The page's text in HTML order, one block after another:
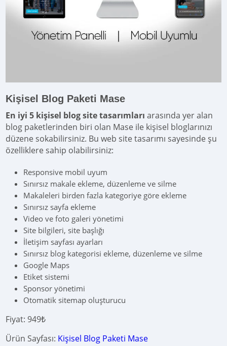
Kişisel Blog Paketi Mase
En iyi 5 kişisel blog site tasarımlarıarasında yer alan
blog paketlerinden biri olan Mase ile kişisel bloglarınızı
düzene sokabilirsiniz. Bu web site tasarımı sayesinde şu
özelliklere sahip olabilirsiniz:
Responsive mobil uyum
Sınırsız makale ekleme, düzenleme ve silme
Makaleleri birden fazla kategoriye göre ekleme
Sınırsız sayfa ekleme
Video ve foto galeri yönetimi
Site bilgileri, site başlığı
İletişim sayfası ayarları
Sınırsız blog kategorisi ekleme, düzenleme ve silme
Google Maps
Etiket sistemi
Sponsor yönetimi
Otomatik sitemap oluşturucu
Fiyat: 949₺
Ürün Sayfası: Kişisel Blog Paketi Mase